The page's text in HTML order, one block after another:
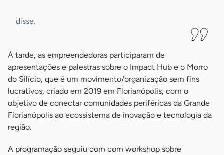
disse.
À tarde, as empreendedoras participaram de
apresentações e palestras sobre o Impact Hub e o Morro
do Silício, que é um movimento/organização sem fins
lucrativos, criado em 2019 em Florianópolis, com o
objetivo de conectar comunidades periféricas da Grande
Florianópolis ao ecossistema de inovação e tecnologia da
região.
A programação seguiu com com workshop sobre